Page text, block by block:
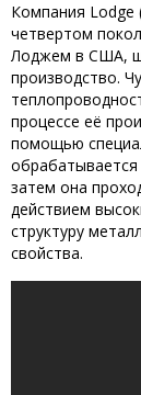
Компания Lodge
четвертом
Лоджем в США,
производство.
процессе её
помощью
затем она
действием
структуру
свойства.